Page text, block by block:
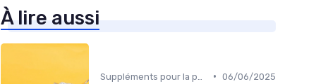
À lire aussi
• 06/06/2025